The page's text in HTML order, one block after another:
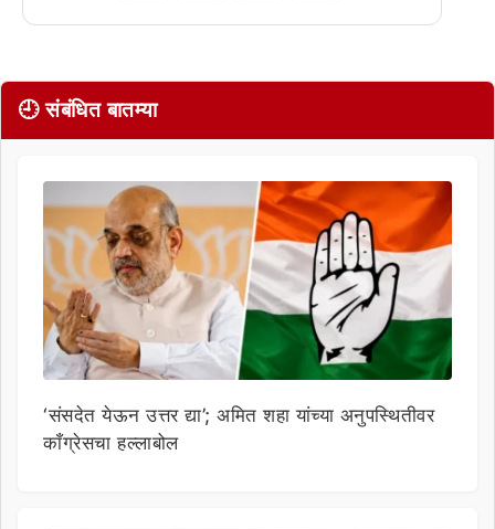
🕘 संबंधित बातम्या
‘संसदेत येऊन उत्तर द्या’; अमित शहा यांच्या अनुपस्थितीवर
काँग्रेसचा हल्लाबोल